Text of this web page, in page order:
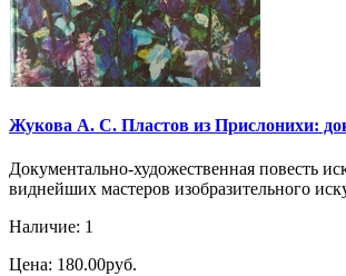
Жукова А. С. Пластов из Прислонихи:
Документально-художественная повесть
виднейших мастеров изобразительного
Наличие: 1
Цена: 180.00руб.